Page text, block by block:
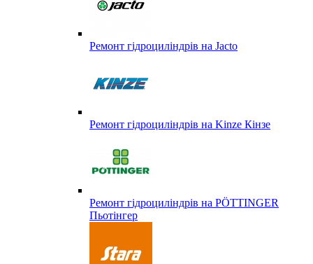
Ремонт гідроциліндрів на Jacto
Ремонт гідроциліндрів на Kinze Кінзе
Ремонт гідроциліндрів на PÖTTINGER
Пьотінгер